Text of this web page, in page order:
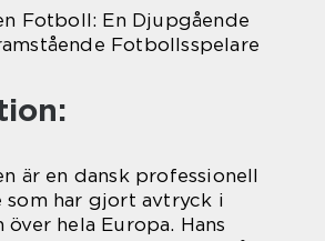
Fotboll: En Djupgående
Fotbollsspelare
är en dansk professionell
har gjort avtryck i
hela Europa. Hans